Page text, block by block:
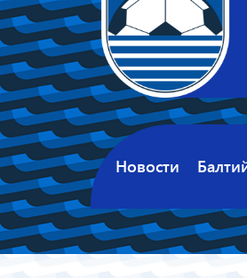
Новости